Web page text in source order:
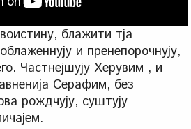
блажити тја
и пренепорочнују,
Частнејшују Херувим , и
Серафим, без
рождчују, суштују